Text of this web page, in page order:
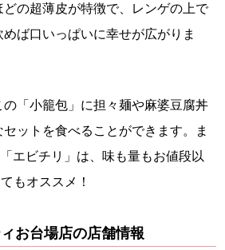
の超薄皮が特徴で、レンゲの上で
ば口いっぱいに幸せが広がりま
「小籠包」に担々麺や麻婆豆腐丼
ットを食べることができます。ま
エビチリ」は、味も量もお値段以
もオススメ！
お台場店の店舗情報